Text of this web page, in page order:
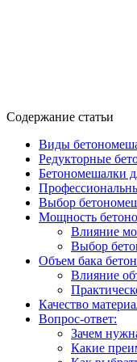
Содержание статьи
Виды
Редукторные
Бетономешалки
Выбор
Мощность
Влияние
Выбор
Объем бака
Влияние
Качество
Вопрос-ответ:
Зачем
Какие